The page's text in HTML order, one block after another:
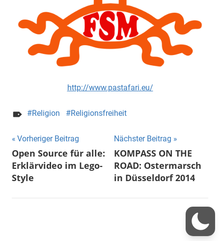
http://www.pastafari.eu/
Religion Religionsfreiheit
Beitragsnavigation
Vorheriger Beitrag
Open Source für alle:
Erklärvideo im Lego-
Style
Nächster Beitrag
KOMPASS ON THE
ROAD: Ostermarsch
in Düsseldorf 2014